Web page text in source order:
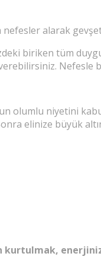
nefesler alarak
biriken tüm
Nefesle
olumlu niyetini
elinize büyük